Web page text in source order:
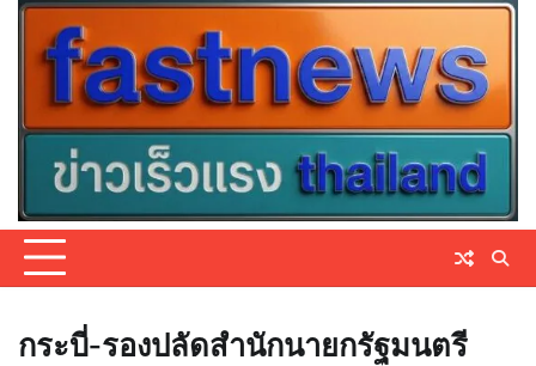
Skip
content
กระบี่-รองปลัดสำนักนายกรัฐมนตรี